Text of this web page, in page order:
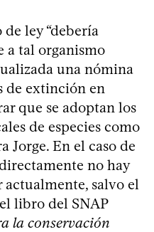
ley “debería
a tal organismo
una nómina
de extinción en
que se adoptan los
de especies como
Jorge. En el caso de
no hay
actualmente, salvo el
libro del SNAP
la conservación